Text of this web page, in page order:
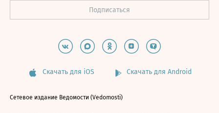
Скачать для iOS Скачать для Android
Сетевое издание Ведомости (Vedomosti)